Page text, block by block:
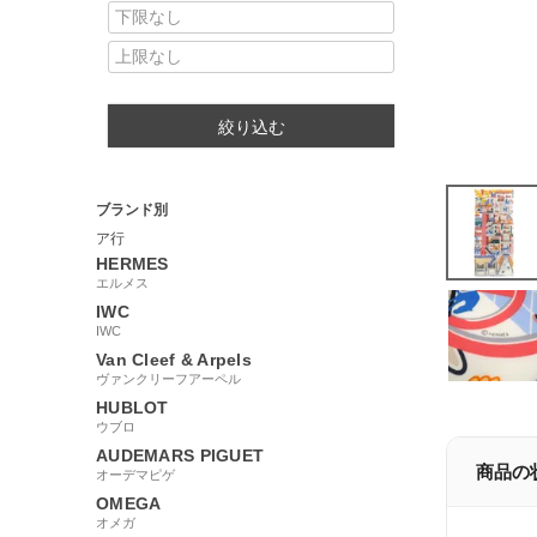
絞り込む
ブランド別
ア行
HERMES
エルメス
IWC
IWC
Van Cleef & Arpels
ヴァンクリーフアーペル
HUBLOT
ウブロ
AUDEMARS PIGUET
オーデマピゲ
OMEGA
オメガ
商品の